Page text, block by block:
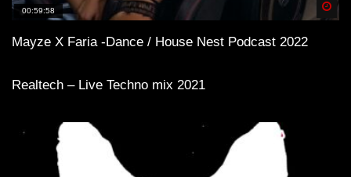
00:59:58
Mayze X Faria -Dance / House Nest Podcast 2022
Realtech – Live Techno mix 2021